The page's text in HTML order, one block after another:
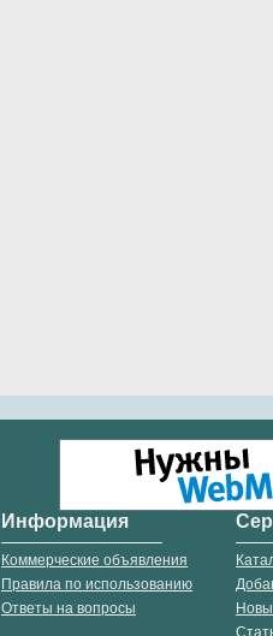
Информация
Коммерческие объявления
Правила по использованию
Ответы на вопросы